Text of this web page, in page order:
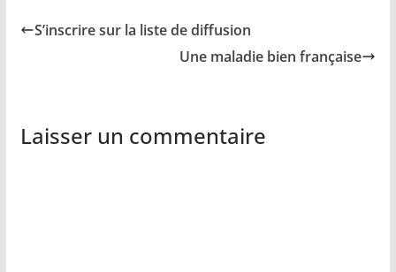
S’inscrire sur la liste de diffusion
Une maladie bien française
Laisser un commentaire